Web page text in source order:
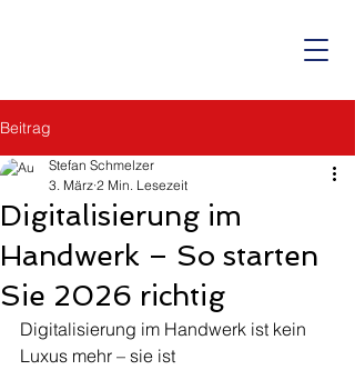
Beitrag
Digitalisierung im
Handwerk – So starten
Sie 2026 richtig
Stefan Schmelzer
3. März 2 Min. Lesezeit
Digitalisierung im Handwerk ist kein
Luxus mehr – sie ist